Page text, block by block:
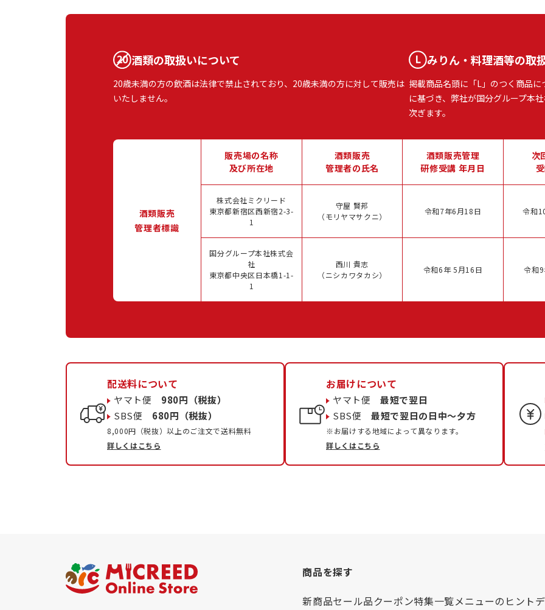
酒類の取扱いについて
20歳未満の方の飲酒は法律で禁止されており、20歳未満の方に対して販売は
いたしません。
みりん・料理酒等の取
掲載商品名頭に「L」のつく商品
に基づき、弊社が国分グループ本
次ぎます。
酒類販売
管理者標識
販売場の名称
及び所在地
酒類販売
管理者の氏名
酒類販売管理
研修受講 年月日
次
株式会社ミクリード
東京都新宿区西新宿2-3-
1
守屋 賢邦
（モリヤマサクニ）
令和7年6月18日 令和
国分グループ本社株式会
社
東京都中央区日本橋1-1-
1
西川 貴志
（ニシカワタカシ）
令和6年 5月16日 令和
配送料について
ヤマト便 980円（税抜）
SBS便 680円（税抜）
8,000円（税抜）以上のご注文で送料無料
詳しくはこちら
お届けについて
ヤマト便最短で翌日
SBS便最短で翌日の日中〜夕方
※お届けする地域によって異なります。
詳しくはこちら
商品を探す
新商品セール品クーポン特集一覧メニューのヒント